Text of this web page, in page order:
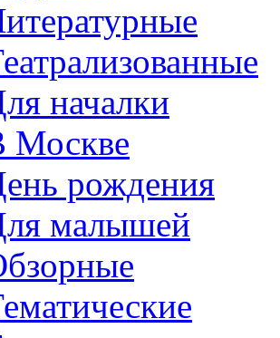
началки
Москве
рождения
малышей